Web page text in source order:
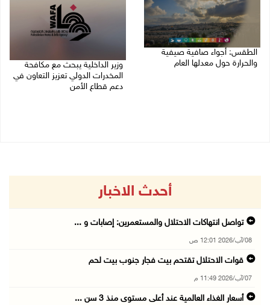
الطقس: أجواء صافية صيفية
والحرارة حول معدلها العام
وزير الداخلية يبحث مع مكافحة
المخدرات الدولي تعزيز التعاون في
دعم قطاع الأمن
أحدث الاخبار
تواصل انتهاكات الاحتلال والمستعمرين: إصابات و ...
08/آب/2026 12:01 ص
قوات الاحتلال تقتحم بيت فجار جنوب بيت لحم
07/آب/2026 11:49 م
أسعار الغذاء العالمية عند أعلى مستوى منذ 3 سن ...